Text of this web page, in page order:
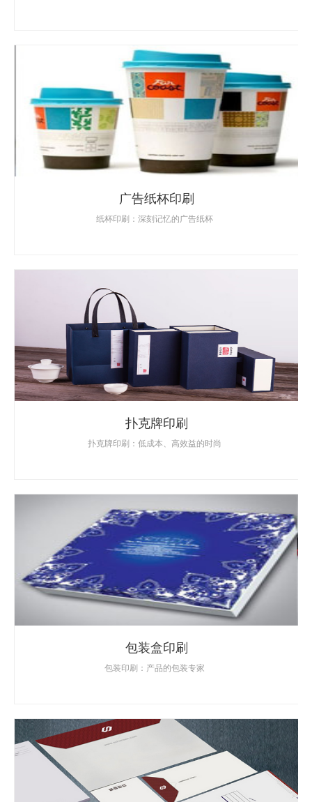
广告纸杯印刷
纸杯印刷：深刻记忆的广告纸杯
扑克牌印刷
扑克牌印刷：低成本、高效益的时尚
包装盒印刷
包装印刷：产品的包装专家